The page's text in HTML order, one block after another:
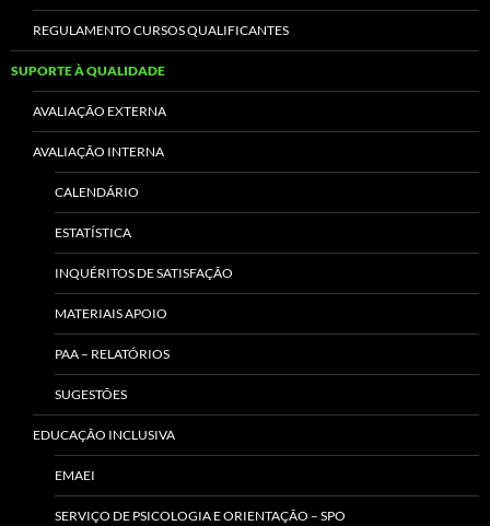
REGULAMENTO CURSOS QUALIFICANTES
SUPORTE À QUALIDADE
AVALIAÇÃO EXTERNA
AVALIAÇÃO INTERNA
CALENDÁRIO
ESTATÍSTICA
INQUÉRITOS DE SATISFAÇÃO
MATERIAIS APOIO
PAA – RELATÓRIOS
SUGESTÕES
EDUCAÇÃO INCLUSIVA
EMAEI
SERVIÇO DE PSICOLOGIA E ORIENTAÇÃO – SPO